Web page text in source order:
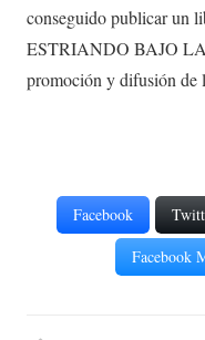
conseguido publicar un
ESTRIANDO BAJO
promoción y difusión de
Facebook
Facebook